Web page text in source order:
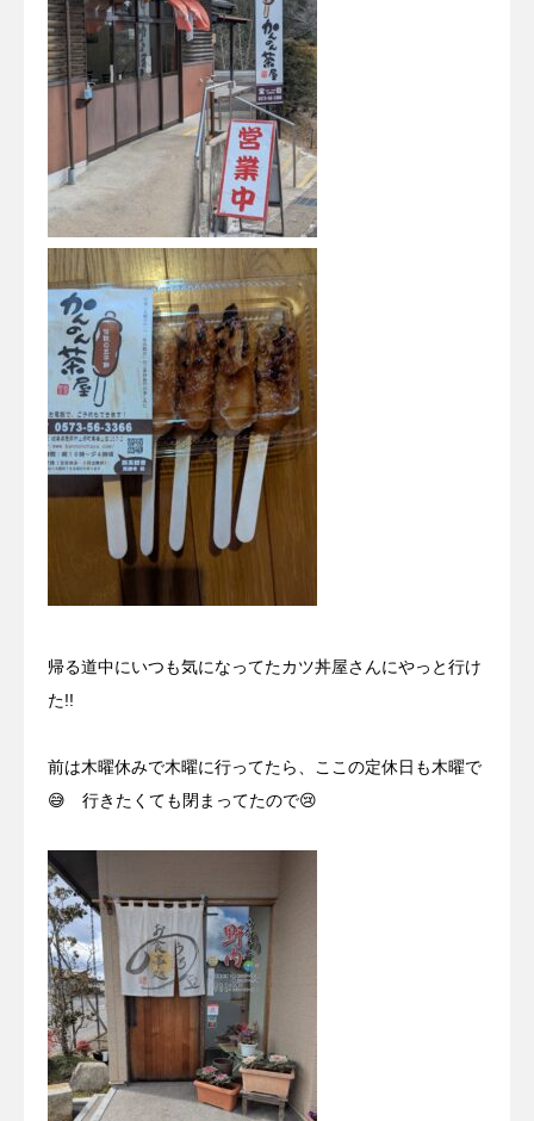
帰る道中にいつも気になってたカツ丼屋さんにやっと行け
た!!
前は木曜休みで木曜に行ってたら、ここの定休日も木曜で
😅 行きたくても閉まってたので😢